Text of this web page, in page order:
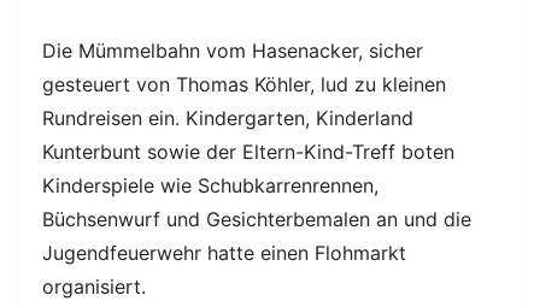
Die Mümmelbahn vom Hasenacker, sicher
gesteuert von Thomas Köhler, lud zu kleinen
Rundreisen ein. Kindergarten, Kinderland
Kunterbunt sowie der Eltern-Kind-Treff boten
Kinderspiele wie Schubkarrenrennen,
Büchsenwurf und Gesichterbemalen an und die
Jugendfeuerwehr hatte einen Flohmarkt
organisiert.